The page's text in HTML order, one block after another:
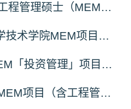
2027年上海海事大学工程管理硕士（MEM）宁波产教融合研究生培养项目
上海交通大学生命科学技术学院MEM项目全新介绍
2027中央财经大学MEM「投资管理」项目招生专题正式上线
2027年上海理工大学MEM项目（含工程管理、工业工程与管理、物流工程与管理）奖助学金政策发布